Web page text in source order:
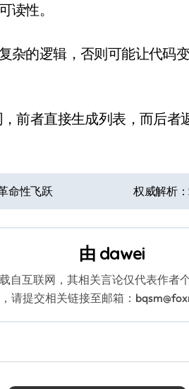
读性。
杂的逻辑，否则可能让代码
前者直接生成列表，而后
命性飞跃 权威解析
由 dawei
自互联网，其相关言论仅代表作者
请提交相关链接至邮箱：